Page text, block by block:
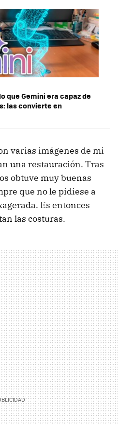
que Gemini era capaz de
las convierte en
varias imágenes de mi
una restauración. Tras
obtuve muy buenas
que no le pidiese a
Es entonces
las costuras.